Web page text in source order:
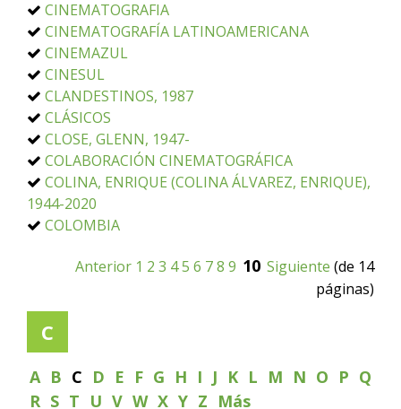
CINEMATOGRAFIA
CINEMATOGRAFÍA LATINOAMERICANA
CINEMAZUL
CINESUL
CLANDESTINOS, 1987
CLÁSICOS
CLOSE, GLENN, 1947-
COLABORACIÓN CINEMATOGRÁFICA
COLINA, ENRIQUE (COLINA ÁLVAREZ, ENRIQUE),
1944-2020
COLOMBIA
Anterior 1 2 3 45 6 78 9 10 Siguiente (de 14
páginas)
C
A B C D E F G H I J K L M N O P Q
R S T U V W X Y Z Más